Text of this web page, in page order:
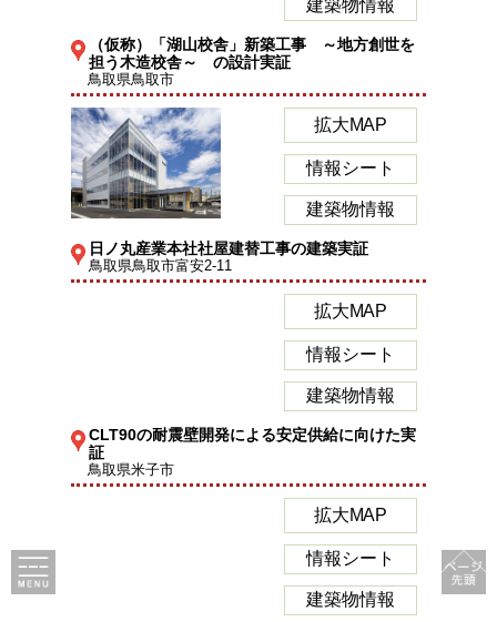
建築物情報
（仮称）「湖山校舎」新築工事 ～地方創世を
担う木造校舎～ の設計実証
鳥取県鳥取市
拡大MAP
情報シート
建築物情報
日ノ丸産業本社社屋建替工事の建築実証
鳥取県鳥取市富安2-11
拡大MAP
情報シート
建築物情報
CLT90の耐震壁開発による安定供給に向けた実
証
鳥取県米子市
拡大MAP
情報シート
建築物情報